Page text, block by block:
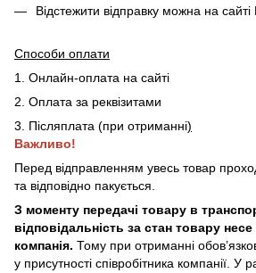
Відстежити відправку можна на
Способи оплати
1. Онлайн-оплата на сайті
2. Оплата за реквізитами
3. Післяплата (при отриманні)
Важливо!
Перед відправленням увесь товар
та відповідно пакується.
З моменту передачі товару в
відповідальність за стан товару
компанія. Тому при отриманні
у присутності співробітника компанії. У